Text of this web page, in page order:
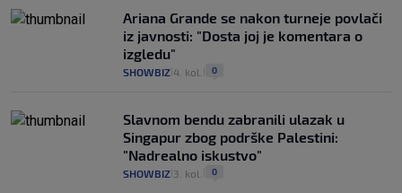
Ariana Grande se nakon turneje povlači
iz javnosti: "Dosta joj je komentara o
izgledu"
SHOWBIZ 4. kol. 0
Slavnom bendu zabranili ulazak u
Singapur zbog podrške Palestini:
"Nadrealno iskustvo"
SHOWBIZ 3. kol. 0